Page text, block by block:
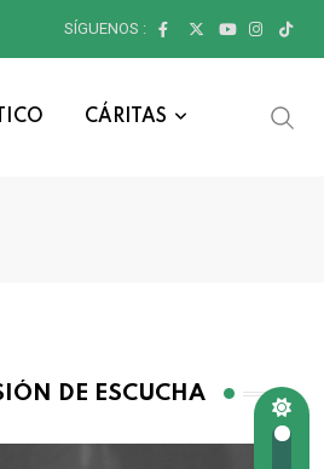
SÍGUENOS :
CÁRITAS
DE ESCUCHA